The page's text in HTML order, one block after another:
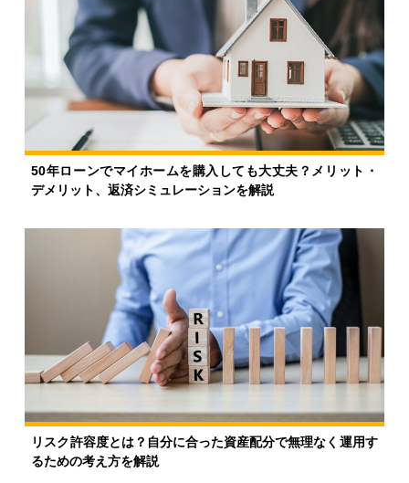
50年ローンでマイホームを購入しても大丈夫？メリット・
デメリット、返済シミュレーションを解説
リスク許容度とは？自分に合った資産配分で無理なく運用す
るための考え方を解説